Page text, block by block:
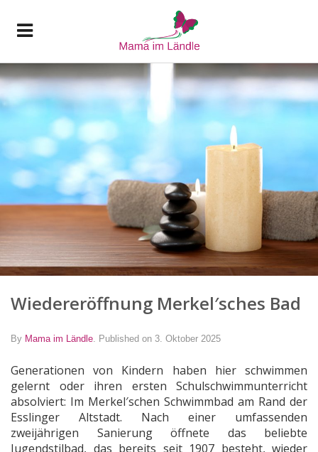
Wiedereröffnung Merkel′sches Bad
By Mama im Ländle Published on 3. Oktober 2025
Generationen von Kindern haben hier schwimmen
gelernt oder ihren ersten Schulschwimmunterricht
absolviert: Im Merkel′schen Schwimmbad am Rand der
Esslinger Altstadt. Nach einer umfassenden
zweijährigen Sanierung öffnete das beliebte
Jugendstilbad, das bereits seit 1907 besteht, wieder